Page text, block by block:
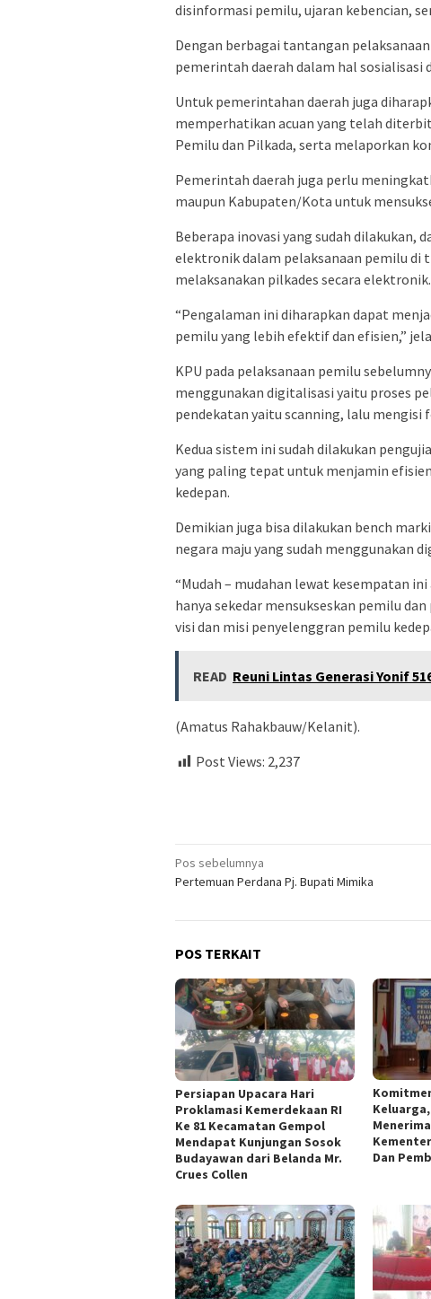
disinformasi pemilu, ujaran kebencian,
Dengan berbagai tantangan
pemerintah daerah dalam hal sosialisasi
Untuk pemerintahan daerah juga
memperhatikan acuan yang telah
Pemilu dan Pilkada, serta melaporkan
Pemerintah daerah juga perlu
maupun Kabupaten/Kota untuk
Beberapa inovasi yang sudah dilakukan,
elektronik dalam pelaksanaan pemilu di
melaksanakan pilkades secara elektronik.
“Pengalaman ini diharapkan dapat
pemilu yang lebih efektif dan efisien,”
KPU pada pelaksanaan pemilu
menggunakan digitalisasi yaitu proses
pendekatan yaitu scanning, lalu mengisi
Kedua sistem ini sudah dilakukan
yang paling tepat untuk menjamin
kedepan.
Demikian juga bisa dilakukan bench
negara maju yang sudah menggunakan
“Mudah – mudahan lewat kesempatan
hanya sekedar mensukseskan pemilu
visi dan misi penyelenggran pemilu
READ Reuni Lintas Generasi Yonif
(Amatus Rahakbauw/Kelanit).
Post Views: 2,237
Navigasi
pos
Pos sebelumnya
Pertemuan Perdana Pj. Bupati Mimika
POS TERKAIT
Persiapan Upacara Hari
Proklamasi Kemerdekaan RI
Ke 81 Kecamatan Gempol
Mendapat Kunjungan Sosok
Budayawan dari Belanda Mr.
Crues Collen
Dan